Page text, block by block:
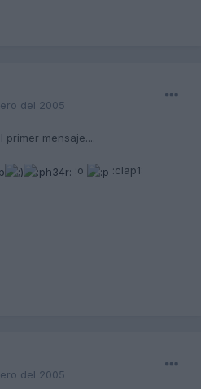
del 2005
mensaje....
:o :clap1:
del 2005